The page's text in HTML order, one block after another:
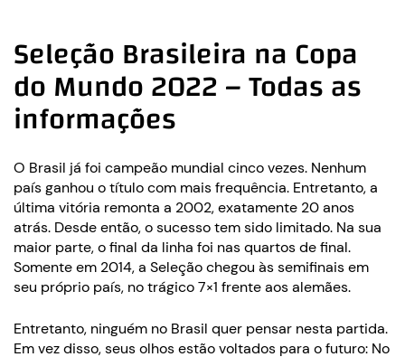
Seleção Brasileira na Copa
do Mundo 2022 – Todas as
informações
O Brasil já foi campeão mundial cinco vezes. Nenhum
país ganhou o título com mais frequência. Entretanto, a
última vitória remonta a 2002, exatamente 20 anos
atrás. Desde então, o sucesso tem sido limitado. Na sua
maior parte, o final da linha foi nas quartos de final.
Somente em 2014, a Seleção chegou às semifinais em
seu próprio país, no trágico 7×1 frente aos alemães.
Entretanto, ninguém no Brasil quer pensar nesta partida.
Em vez disso, seus olhos estão voltados para o futuro: No